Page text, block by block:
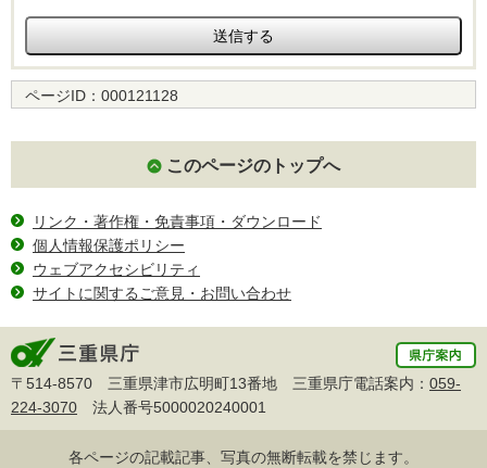
ページID： 000121128
このページのトップへ
リンク・著作権・免責事項・ダウンロード
個人情報保護ポリシー
ウェブアクセシビリティ
サイトに関するご意見・お問い合わせ
〒514-8570 三重県津市広明町13番地 三重県庁電話案内： 059-
224-3070 法人番号5000020240001
各ページの記載記事、写真の無断転載を禁じます。